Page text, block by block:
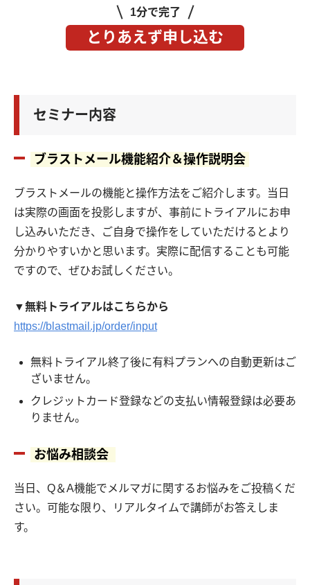
1分で完了
とりあえず申し込む
セミナー内容
ブラストメール機能紹介＆操作説明会
ブラストメールの機能と操作方法をご紹介します。当日
は実際の画面を投影しますが、事前にトライアルにお申
し込みいただき、ご自身で操作をしていただけるとより
分かりやすいかと思います。実際に配信することも可能
ですので、ぜひお試しください。
▼無料トライアルはこちらから
https://blastmail.jp/order/input
無料トライアル終了後に有料プランへの自動更新はご
ざいません。
クレジットカード登録などの支払い情報登録は必要あ
りません。
お悩み相談会
当日、Q＆A機能でメルマガに関するお悩みをご投稿くだ
さい。可能な限り、リアルタイムで講師がお答えしま
す。